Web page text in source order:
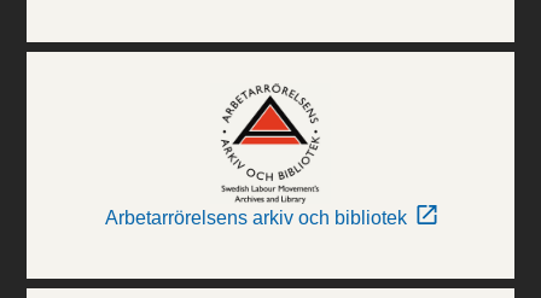
Arbetarrörelsens arkiv och bibliotek